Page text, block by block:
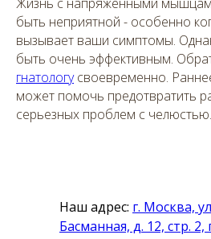
быть неприятной - особенно
вызывает ваши симптомы.
быть очень эффективным.
гнатологусвоевременно.
может помочь предотвратить
серьезных проблем с челюстью.
Наш адрес: г. Москва,
Басманная, д. 12, стр.